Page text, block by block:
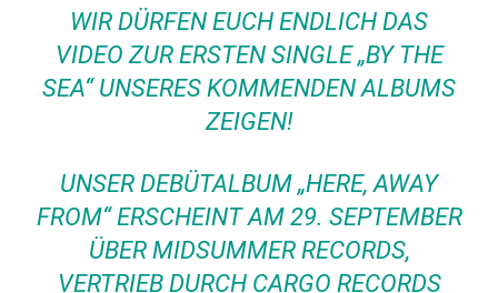
WIR DÜRFEN EUCH ENDLICH DAS
VIDEO ZUR ERSTEN SINGLE „BY THE
SEA“ UNSERES KOMMENDEN ALBUMS
ZEIGEN!
UNSER DEBÜTALBUM „HERE, AWAY
FROM“ ERSCHEINT AM 29. SEPTEMBER
ÜBER MIDSUMMER RECORDS,
VERTRIEB DURCH CARGO RECORDS